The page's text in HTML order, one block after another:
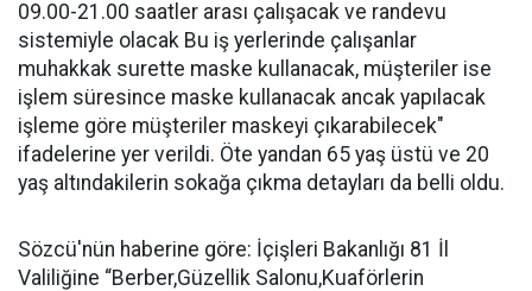
09.00-21.00 saatler arası çalışacak ve randevu
sistemiyle olacak Bu iş yerlerinde çalışanlar
muhakkak surette maske kullanacak, müşteriler ise
işlem süresince maske kullanacak ancak yapılacak
işleme göre müşteriler maskeyi çıkarabilecek"
ifadelerine yer verildi. Öte yandan 65 yaş üstü ve 20
yaş altındakilerin sokağa çıkma detayları da belli oldu.
Sözcü'nün haberine göre: İçişleri Bakanlığı 81 İl
Valiliğine “Berber,Güzellik Salonu,Kuaförlerin